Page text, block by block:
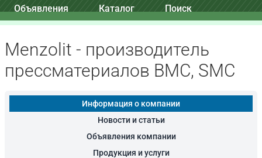
Объявления Каталог Поиск
Menzolit - производитель
прессматериалов BMC, SMC
Информация о компании
Новости и статьи
Объявления компании
Продукция и услуги